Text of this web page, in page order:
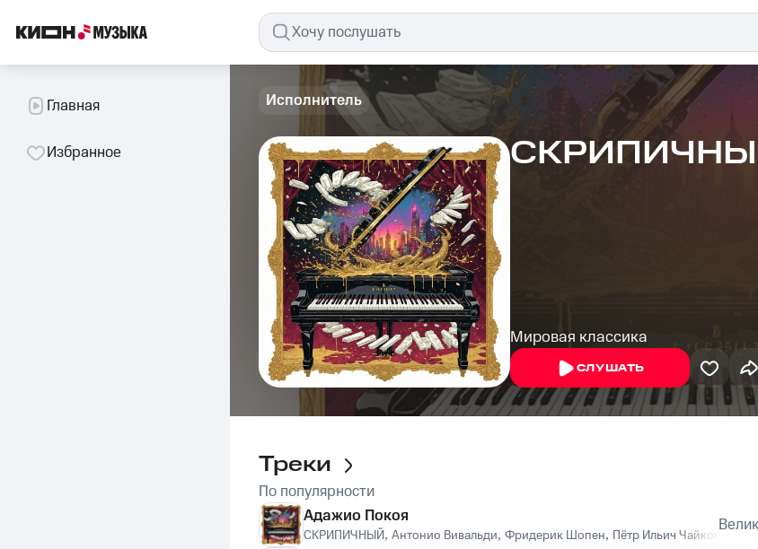
Главная
Избранное
Исполнитель
Мировая классика
СЛУШАТЬ
Треки
По популярности
Адажио Покоя
СКРИПИЧНЫЙ, Антонио Вивальди, Фридерик Шопен, Пётр Ильич Чайковский ,